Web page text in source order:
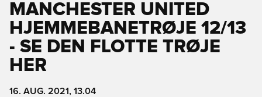
MANCHESTER UNITED
HJEMMEBANETRØJE 12/13
- SE DEN FLOTTE TRØJE
HER
16. AUG. 2021, 13.04